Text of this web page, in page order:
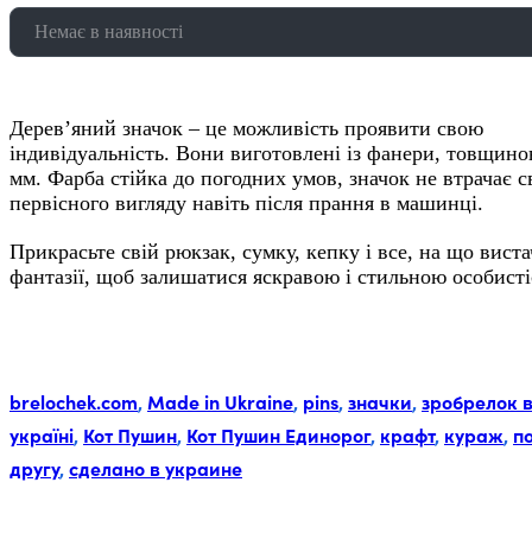
Немає в наявності
Дерев’яний значок – це можливість проявити свою
індивідуальність. Вони виготовлені із фанери,
мм. Фарба стійка до погодних умов, значок не втрачає
первісного вигляду навіть після прання в машинці.
Прикрасьте свій рюкзак, сумку, кепку і все, на що
фантазії, щоб залишатися яскравою і стильною
brelochek.com, Made in Ukraine, pins,значки,зробрелок в
україні, Кот Пушин, Кот Пушин Единорог, крафт, кураж,
другу,сделано в украине